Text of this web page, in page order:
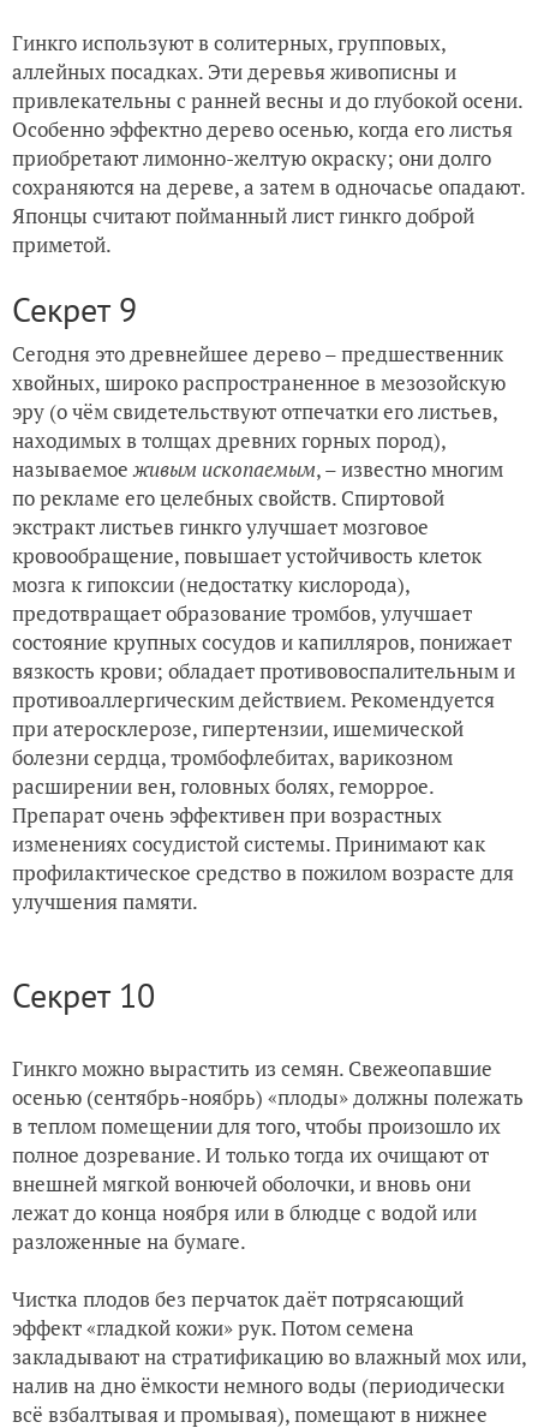
Гинкго используют в солитерных, групповых,
аллейных посадках. Эти деревья живописны и
привлекательны с ранней весны и до глубокой осени.
Особенно эффектно дерево осенью, когда его листья
приобретают лимонно-желтую окраску; они долго
сохраняются на дереве, а затем в одночасье опадают.
Японцы считают пойманный лист гинкго доброй
приметой.
Секрет 9
Сегодня это древнейшее дерево – предшественник
хвойных, широко распространенное в мезозойскую
эру (о чём свидетельствуют отпечатки его листьев,
находимых в толщах древних горных пород),
называемоеживым ископаемым, – известно многим
по рекламе его целебных свойств. Спиртовой
экстракт листьев гинкго улучшает мозговое
кровообращение, повышает устойчивость клеток
мозга к гипоксии (недостатку кислорода),
предотвращает образование тромбов, улучшает
состояние крупных сосудов и капилляров, понижает
вязкость крови; обладает противовоспалительным и
противоаллергическим действием. Рекомендуется
при атеросклерозе, гипертензии, ишемической
болезни сердца, тромбофлебитах, варикозном
расширении вен, головных болях, геморрое.
Препарат очень эффективен при возрастных
изменениях сосудистой системы. Принимают как
профилактическое средство в пожилом возрасте для
улучшения памяти.
Секрет 10
Гинкго можно вырастить из семян. Свежеопавшие
осенью (сентябрь-ноябрь) «плоды» должны полежать
в теплом помещении для того, чтобы произошло их
полное дозревание. И только тогда их очищают от
внешней мягкой вонючей оболочки, и вновь они
лежат до конца ноября или в блюдце с водой или
разложенные на бумаге.
Чистка плодов без перчаток даёт потрясающий
эффект «гладкой кожи» рук. Потом семена
закладывают на стратификацию во влажный мох или,
налив на дно ёмкости немного воды (периодически
всё взбалтывая и промывая), помещают в нижнее